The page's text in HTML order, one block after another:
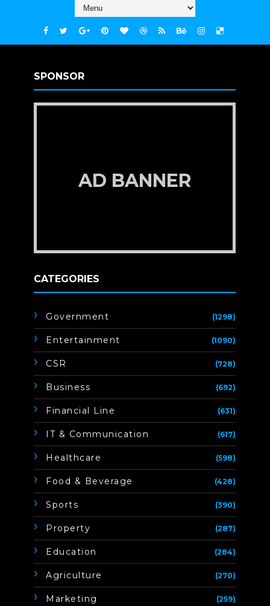
SPONSOR
AD BANNER
CATEGORIES
Government (1298)
Entertainment (1090)
CSR (728)
Business (692)
Financial Line (631)
IT & Communication (617)
Healthcare (598)
Food & Beverage (428)
Sports (390)
Property (287)
Education (284)
Agriculture (270)
Marketing (259)